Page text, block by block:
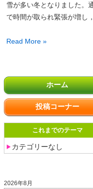
ホーム
投稿コーナー
これまでのテーマ
カテゴリーなし
2026年8月
「省
談
窓
に
い
雪が多い冬となりました。
で時間が取られ緊張が増し
盛
冬
も
あ
と
少
し！
Read More »